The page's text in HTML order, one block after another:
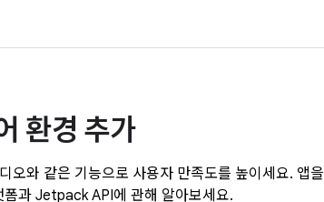
환경 추가
오와 같은 기능으로 사용자 만족도를 높이세요. 앱을
과 Jetpack API에 관해 알아보세요.